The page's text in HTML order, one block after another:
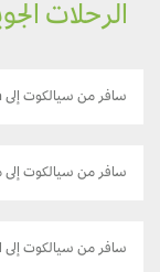
الرحلات
سافر من سيالكوت إلى Doha
سافر من سيالكوت إلى
سافر من سيالكوت إلى